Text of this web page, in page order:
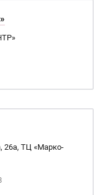
26а, ТЦ «Марко-